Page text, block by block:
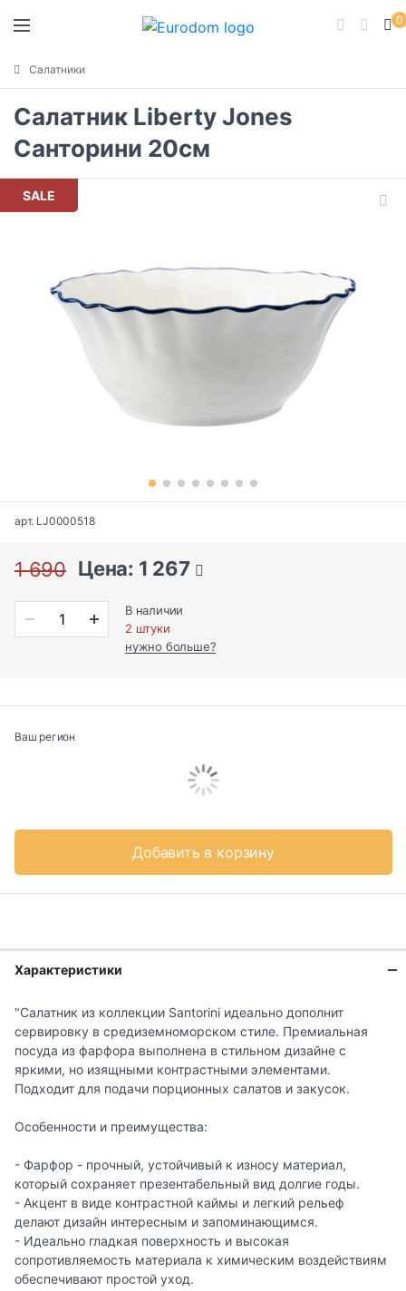
0
Салатники
Салатник Liberty Jones
Санторини 20см
SALE
арт. LJ0000518
1 690 Цена: 1 267
В наличии
2 штуки
нужно больше?
Ваш регион
Добавить в корзину
Характеристики
"Салатник из коллекции Santorini идеально дополнит
сервировку в средиземноморском стиле. Премиальная
посуда из фарфора выполнена в стильном дизайне с
яркими, но изящными контрастными элементами.
Подходит для подачи порционных салатов и закусок.
Особенности и преимущества:
- Фарфор - прочный, устойчивый к износу материал,
который сохраняет презентабельный вид долгие годы.
- Акцент в виде контрастной каймы и легкий рельеф
делают дизайн интересным и запоминающимся.
- Идеально гладкая поверхность и высокая
сопротивляемость материала к химическим воздействиям
обеспечивают простой уход.